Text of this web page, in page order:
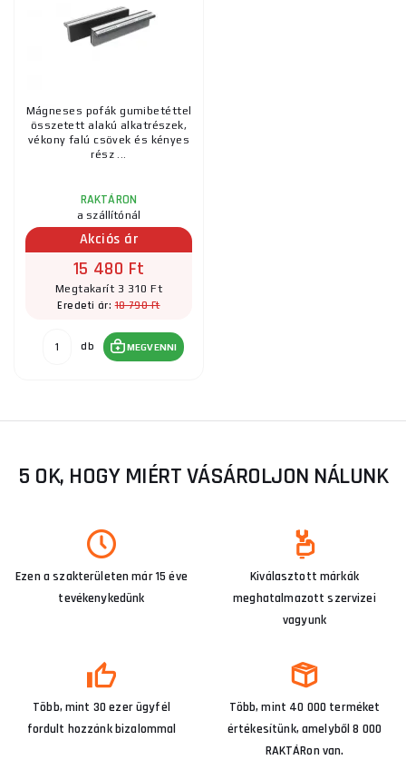
Mágneses pofák gumibetéttel
összetett alakú alkatrészek,
vékony falú csövek és kényes
rész ...
RAKTÁRON
a szállítónál
Akciós ár
15 480 Ft
Megtakarít 3 310 Ft
Eredeti ár:18 790 Ft
db MEGVENNI
5 OK, HOGY MIÉRT VÁSÁROLJON NÁLUNK
Ezen a szakterületen már 15 éve
tevékenykedünk
Kiválasztott márkák
meghatalmazott szervizei
vagyunk
Több, mint 30 ezer ügyfél
fordult hozzánk bizalommal
Több, mint 40 000 terméket
értékesítünk, amelyből 8 000
RAKTÁRon van.